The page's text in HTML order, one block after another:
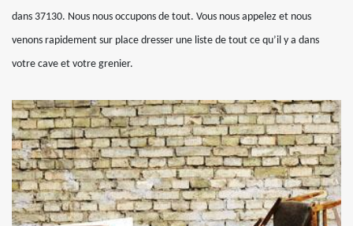
dans 37130. Nous nous occupons de tout. Vous nous appelez et nous
venons rapidement sur place dresser une liste de tout ce qu’il y a dans
votre cave et votre grenier.